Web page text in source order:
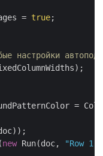
= true;
настройки
=
new Run(doc, "Row